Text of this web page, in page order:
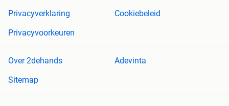
Privacyverklaring
Cookiebeleid
Privacyvoorkeuren
Over 2dehands
Adevinta
Sitemap